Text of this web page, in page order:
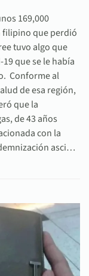
169,000
filipino que perdió
tuvo algo que
que se le había
Conforme al
de esa región,
que la
de 43 años
con la
asci…